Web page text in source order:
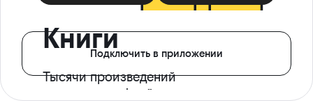
Книги
Тысячи произведений
с доступом офлайн
Подключить в приложении